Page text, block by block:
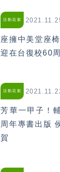
活動花絮
座擁中美堂座
迎在台復校60
活動花絮
芳華一甲子！
周年專書出版
賀